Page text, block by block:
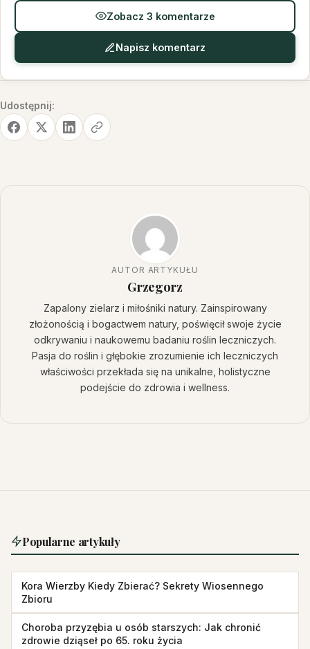
Zobacz 3 komentarze
Napisz komentarz
Udostępnij:
AUTOR ARTYKUŁU
Grzegorz
Zapalony zielarz i miłośniki natury. Zainspirowany
złożonością i bogactwem natury, poświęcił swoje życie
odkrywaniu i naukowemu badaniu roślin leczniczych.
Pasja do roślin i głębokie zrozumienie ich leczniczych
właściwości przekłada się na unikalne, holistyczne
podejście do zdrowia i wellness.
Popularne artykuły
Kora Wierzby Kiedy Zbierać? Sekrety Wiosennego
Zbioru
Choroba przyzębia u osób starszych: Jak chronić
zdrowie dziąseł po 65. roku życia